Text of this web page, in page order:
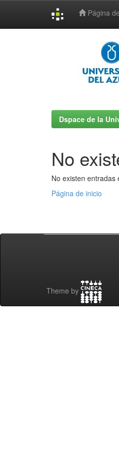
Página
Dspace de la
No
No existen entradas
Página de inicio
Theme by